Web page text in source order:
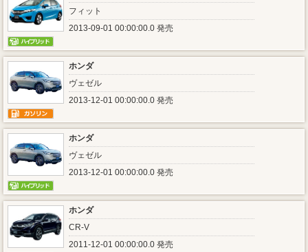
フィット
2013-09-01 00:00:00.0 発売
ホンダ
ヴェゼル
2013-12-01 00:00:00.0 発売
ホンダ
ヴェゼル
2013-12-01 00:00:00.0 発売
ホンダ
CR-V
2011-12-01 00:00:00.0 発売